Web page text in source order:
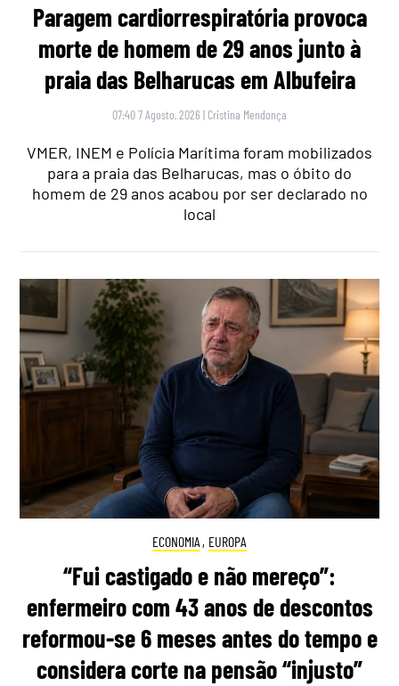
Paragem cardiorrespiratória provoca
morte de homem de 29 anos junto à
praia das Belharucas em Albufeira
07:40 7 Agosto, 2026 | Cristina Mendonça
VMER, INEM e Polícia Marítima foram mobilizados
para a praia das Belharucas, mas o óbito do
homem de 29 anos acabou por ser declarado no
local
ECONOMIA , EUROPA
“Fui castigado e não mereço”:
enfermeiro com 43 anos de descontos
reformou-se 6 meses antes do tempo e
considera corte na pensão “injusto”